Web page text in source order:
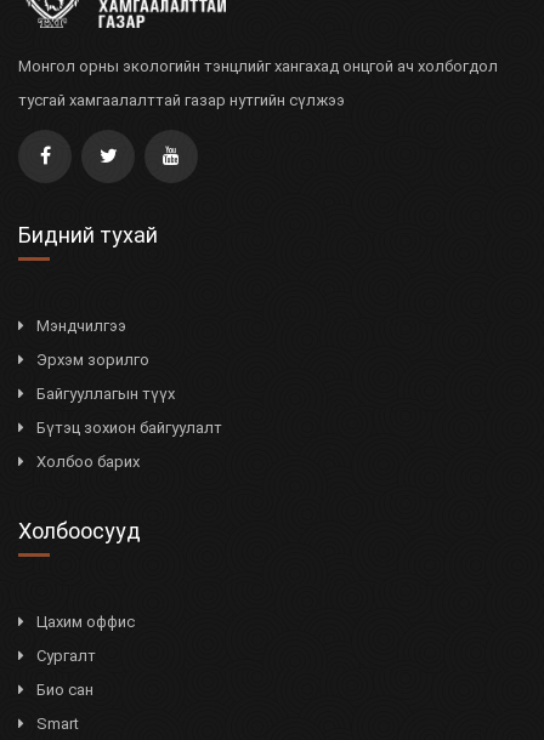
Монгол орны экологийн тэнцлийг хангахад онцгой ач холбогдол
тусгай хамгаалалттай газар нутгийн сүлжээ
Бидний тухай
Мэндчилгээ
Эрхэм зорилго
Байгууллагын түүх
Бүтэц зохион байгуулалт
Холбоо барих
Холбоосууд
Цахим оффис
Сургалт
Био сан
Smart